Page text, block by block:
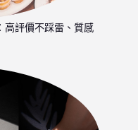
高評價不踩雷、質感